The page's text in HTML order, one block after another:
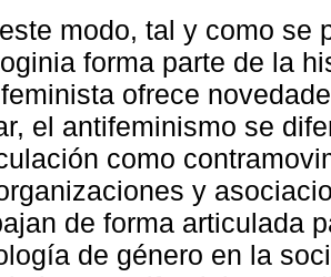
modo, tal y como se
forma parte de la
ofrece
el antifeminismo se
como
y
de forma articulada
de género en la